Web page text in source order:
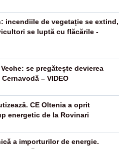
incendiile de vegetație se extind,
se luptă cu flăcările -
se pregătește devierea
– VIDEO
CE Oltenia a oprit
energetic de la Rovinari
a importurilor de energie.